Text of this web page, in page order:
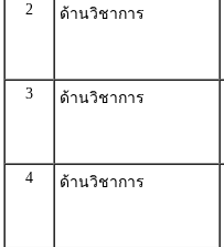
2 ด้านวิชาการ
3 ด้านวิชาการ
4 ด้านวิชาการ